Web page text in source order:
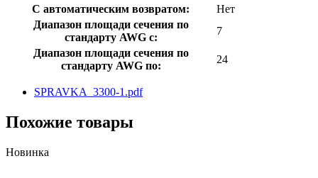
С автоматическим возвратом:
Нет
Диапазон площади сечения по
стандарту AWG с:
7
Диапазон площади сечения по
стандарту AWG по:
24
SPRAVKA_3300-1.pdf
Похожие товары
Новинка